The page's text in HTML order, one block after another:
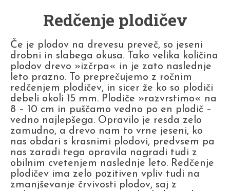
Redčenje plodičev
Če je plodov na drevesu preveč, so jeseni
drobni in slabega okusa. Tako velika količina
plodov drevo »izčrpa« in je zato naslednje
leto prazno. To preprečujemo z ročnim
redčenjem plodičev, in sicer že ko so plodiči
debeli okoli 15 mm. Plodiče »razvrstimo« na
8 – 10 cm in puščamo vedno po en plodič –
vedno najlepšega. Opravilo je resda zelo
zamudno, a drevo nam to vrne jeseni, ko
nas obdari s krasnimi plodovi, predvsem pa
nas zaradi tega opravila nagradi tudi z
obilnim cvetenjem naslednje leto. Redčenje
plodičev ima zelo pozitiven vpliv tudi na
zmanjševanje črvivosti plodov, saj z